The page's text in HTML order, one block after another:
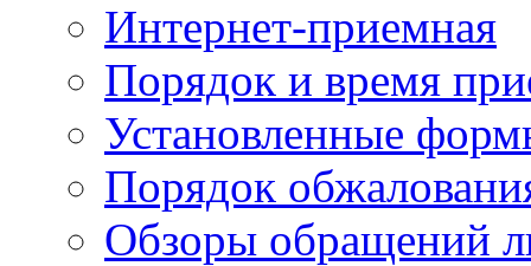
Интернет-приемная
Порядок и время
Установленные
Порядок
Обзоры обращений